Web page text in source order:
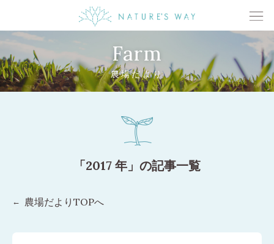
Farm
農場だより
「2017 年」の記事一覧
農場だよりTOPへ